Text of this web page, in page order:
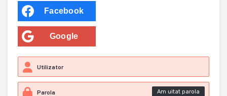
Facebook
Google
Am uitat parola